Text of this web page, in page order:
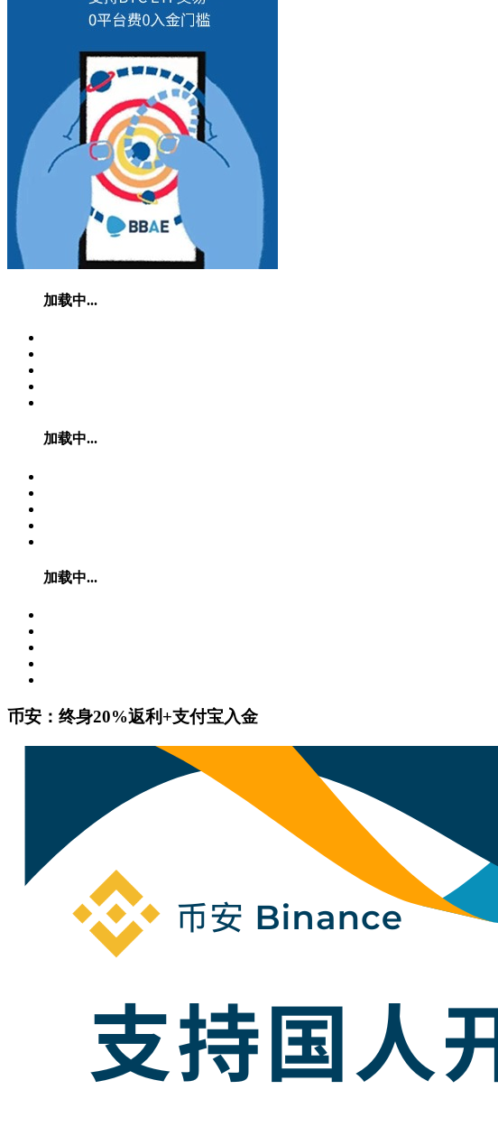
加载中...
加载中...
加载中...
币安：终身20%返利+支付宝入金